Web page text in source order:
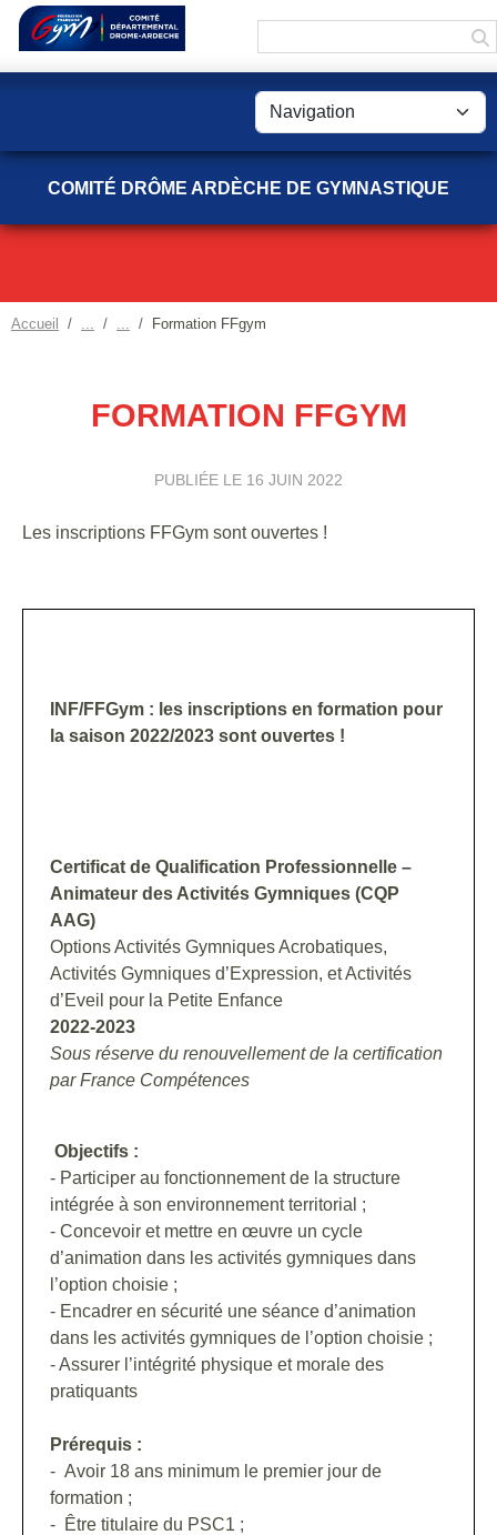
COMITÉ DRÔME ARDÈCHE DE GYMNASTIQUE
Accueil Formation FFgym
FORMATION FFGYM
PUBLIÉE LE 16 JUIN 2022
Les inscriptions FFGym sont ouvertes !
INF/FFGym : les inscriptions en formation pour
la saison 2022/2023 sont ouvertes !
Certificat de Qualification Professionnelle –
Animateur des Activités Gymniques (CQP
AAG)
Options Activités Gymniques Acrobatiques,
Activités Gymniques d’Expression, et Activités
d’Eveil pour la Petite Enfance
2022-2023
Sous réserve du renouvellement de la certification
par France Compétences
Objectifs :
- Participer au fonctionnement de la structure
intégrée à son environnement territorial ;
- Concevoir et mettre en œuvre un cycle
d’animation dans les activités gymniques dans
l’option choisie ;
- Encadrer en sécurité une séance d’animation
dans les activités gymniques de l’option choisie ;
- Assurer l’intégrité physique et morale des
pratiquants
Prérequis :
- Avoir 18 ans minimum le premier jour de
formation ;
- Être titulaire du PSC1 ;
Panneau de gestion des cookies